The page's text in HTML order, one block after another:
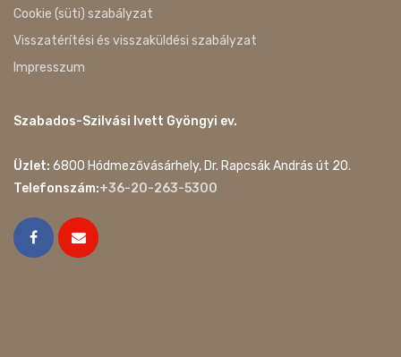
Cookie (süti) szabályzat
Visszatérítési és visszaküldési szabályzat
Impresszum
Szabados-Szilvási Ivett Gyöngyi ev.
Üzlet: 6800 Hódmezővásárhely, Dr. Rapcsák András út 20.
Telefonszám:+36-20-263-5300